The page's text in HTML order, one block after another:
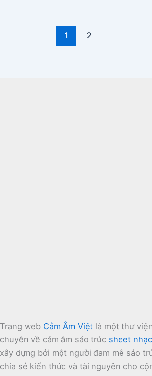
1 2
Trang web Cảm Âm Việt là một thư
chuyên về cảm âm sáo trúc sheet
xây dựng bởi một người đam mê sáo
chia sẻ kiến thức và tài nguyên cho